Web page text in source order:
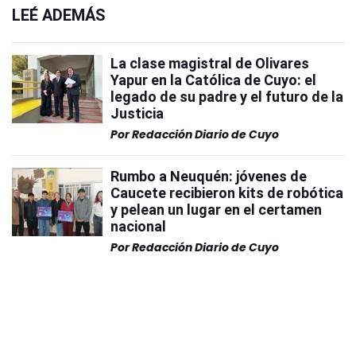
LEÉ ADEMÁS
La clase magistral de Olivares
Yapur en la Católica de Cuyo: el
legado de su padre y el futuro de la
Justicia
PorRedacción Diario de Cuyo
Rumbo a Neuquén: jóvenes de
Caucete recibieron kits de robótica
y pelean un lugar en el certamen
nacional
PorRedacción Diario de Cuyo